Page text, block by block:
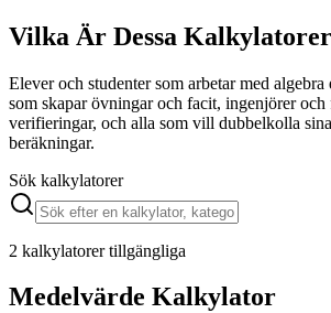
Vilka Är Dessa
Elever och studenter som arbetar med
som skapar övningar och facit, ingenjörer och
verifieringar, och alla som vill dubbelkolla
beräkningar.
Sök kalkylatorer
2 kalkylatorer tillgängliga
Medelvärde Kalkylator